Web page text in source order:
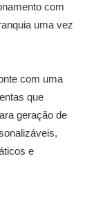
com
uma vez
com uma
que
geração de
e